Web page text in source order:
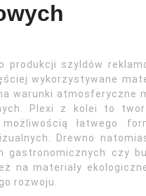
produkcji szyldów
wykorzystywane
warunki atmosferyczne
Plexi z kolei to
łatwego
Drewno
czy
na materiały
rozwoju.